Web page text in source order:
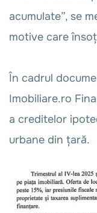
acumulate”, se
motive care
În cadrul
Imobiliare.ro
a creditelor
urbane din țară.